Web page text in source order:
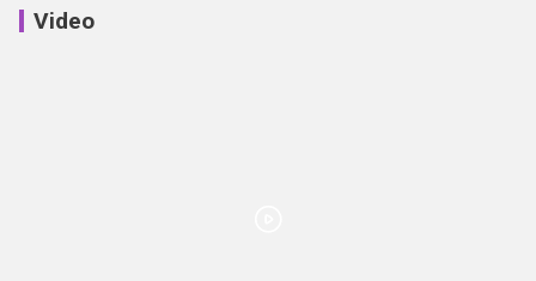
Video